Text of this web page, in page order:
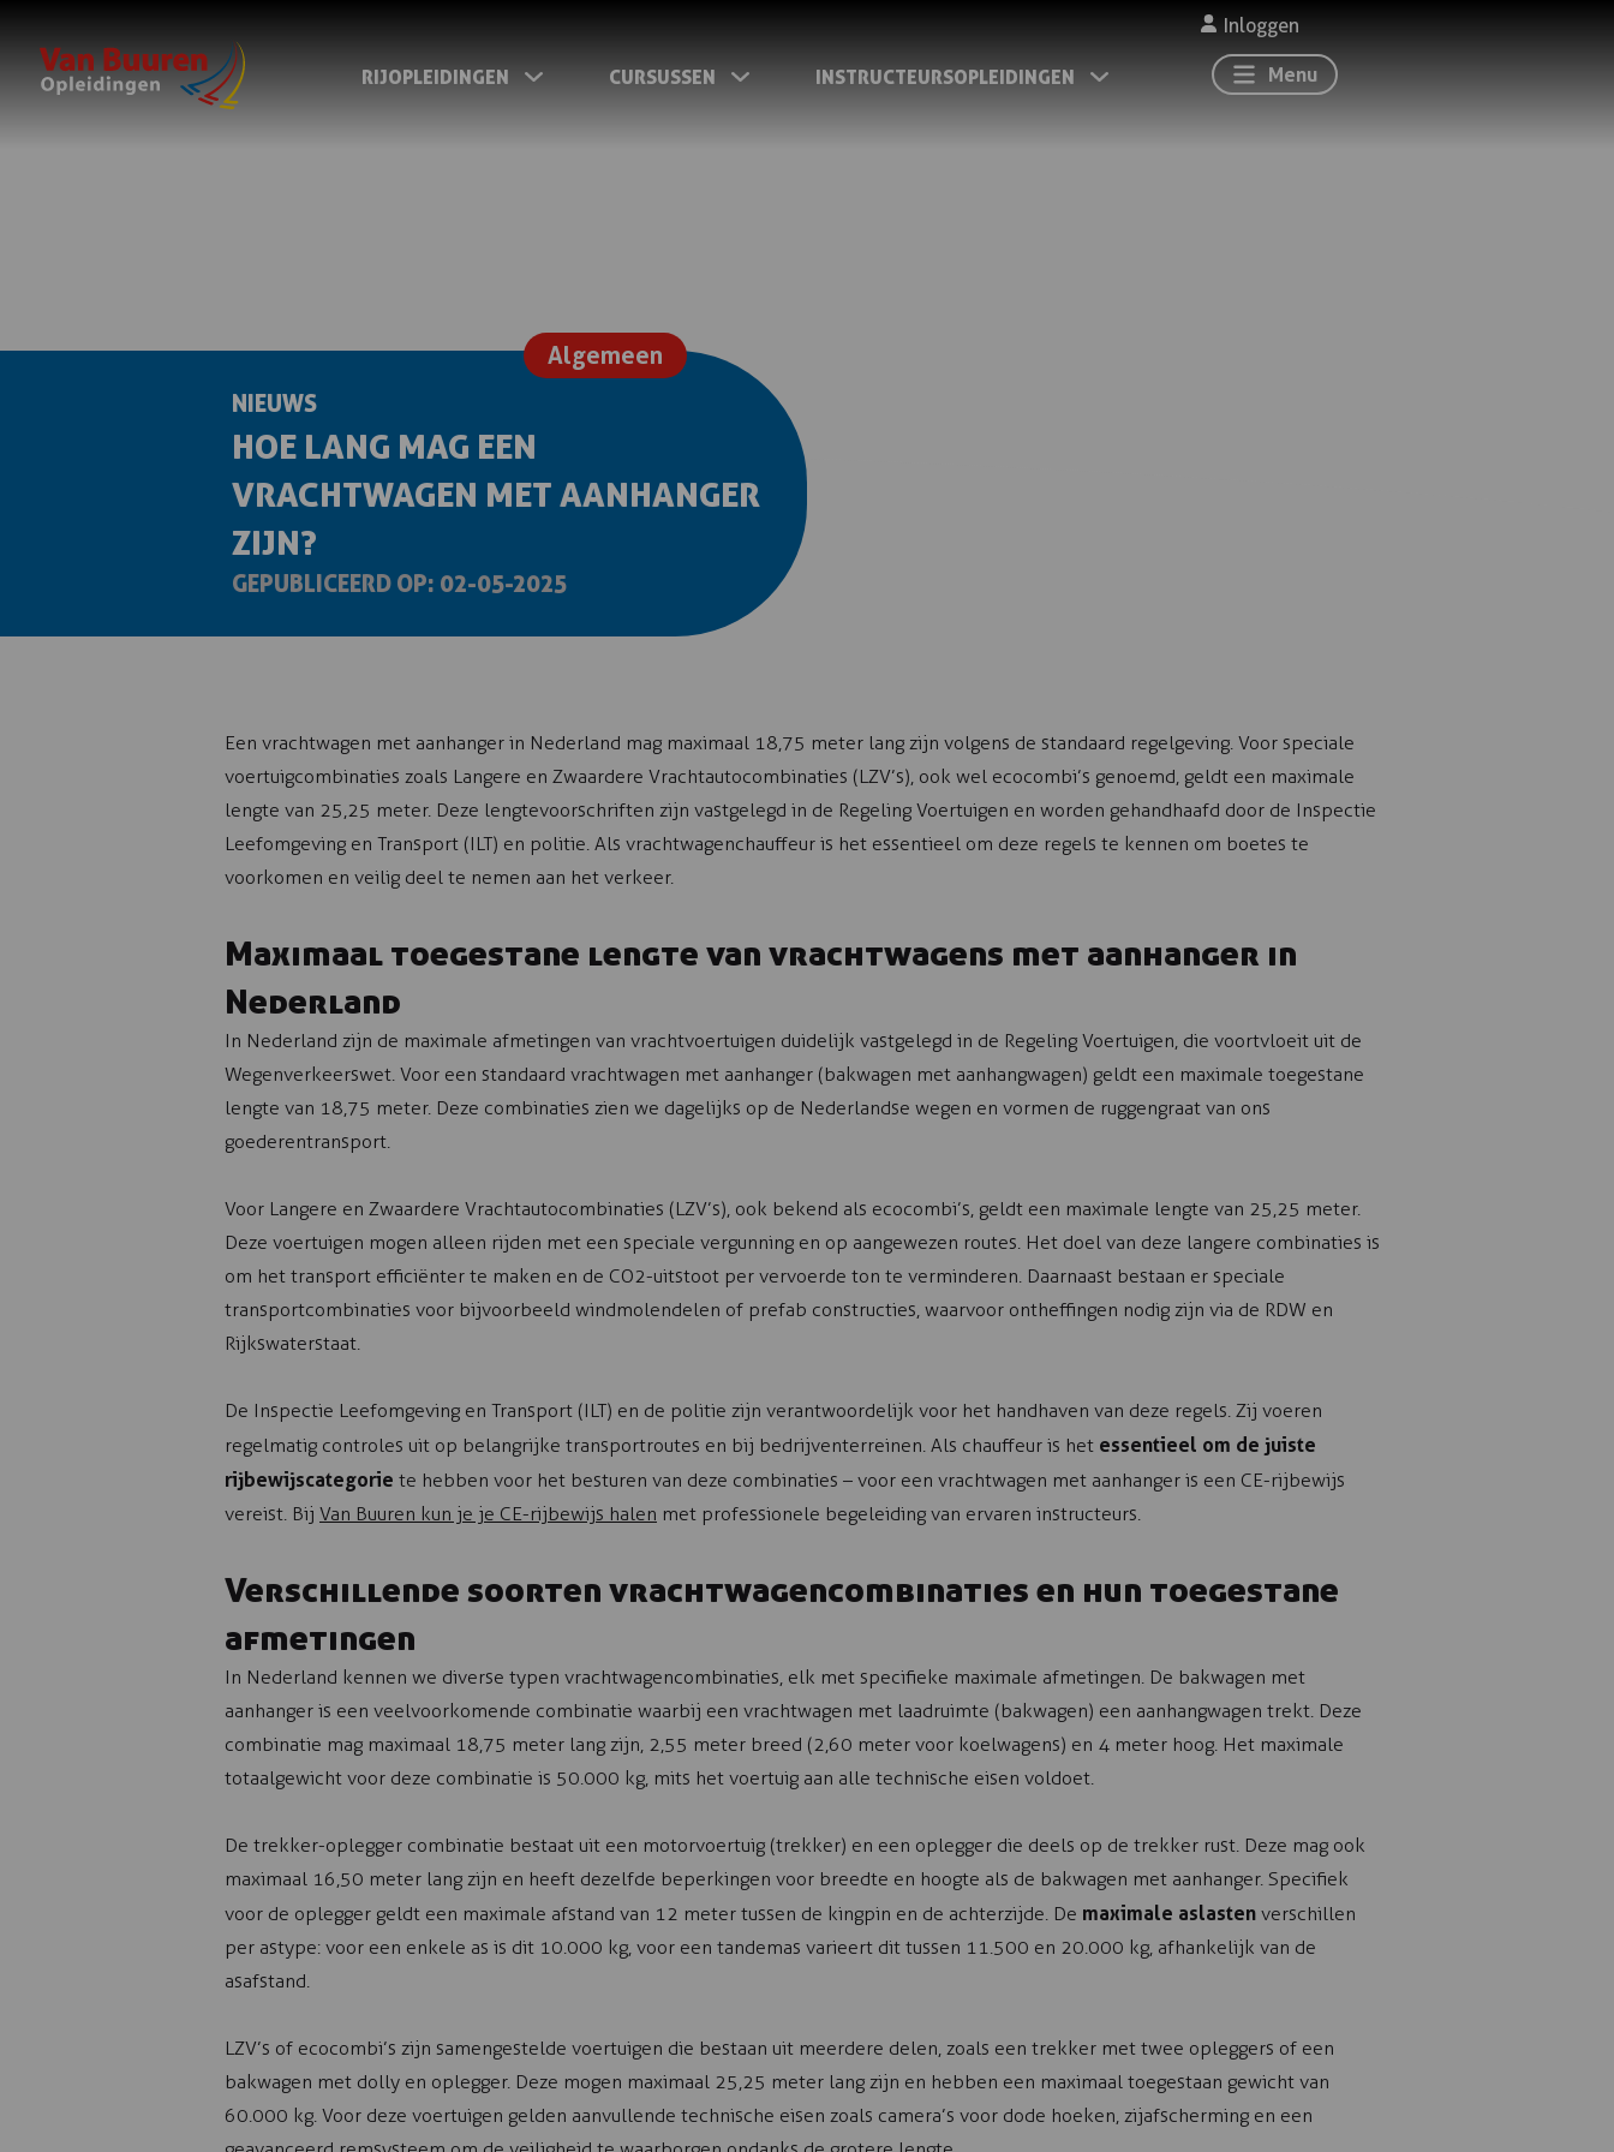
RIJOPLEIDINGEN CURSUSSEN INSTRUCTEURSOPLEIDINGEN
Inloggen
Menu
Algemeen
NIEUWS
HOE LANG MAG EEN
VRACHTWAGEN MET AANHANGER
ZIJN?
GEPUBLICEERD OP: 02-05-2025
Een vrachtwagen met aanhanger in Nederland mag maximaal 18,75 meter lang zijn volgens de standaard regelgeving. Voor speciale
voertuigcombinaties zoals Langere en Zwaardere Vrachtautocombinaties (LZV’s), ook wel ecocombi’s genoemd, geldt een maximale
lengte van 25,25 meter. Deze lengtevoorschriften zijn vastgelegd in de Regeling Voertuigen en worden gehandhaafd door de Inspectie
Leefomgeving en Transport (ILT) en politie. Als vrachtwagenchauffeur is het essentieel om deze regels te kennen om boetes te
voorkomen en veilig deel te nemen aan het verkeer.
Maximaal toegestane lengte van vrachtwagens met aanhanger in
Nederland
In Nederland zijn de maximale afmetingen van vrachtvoertuigen duidelijk vastgelegd in de Regeling Voertuigen, die voortvloeit uit de
Wegenverkeerswet. Voor een standaard vrachtwagen met aanhanger (bakwagen met aanhangwagen) geldt een maximale toegestane
lengte van 18,75 meter. Deze combinaties zien we dagelijks op de Nederlandse wegen en vormen de ruggengraat van ons
goederentransport.
Voor Langere en Zwaardere Vrachtautocombinaties (LZV’s), ook bekend als ecocombi’s, geldt een maximale lengte van 25,25 meter.
Deze voertuigen mogen alleen rijden met een speciale vergunning en op aangewezen routes. Het doel van deze langere combinaties is
om het transport efficiënter te maken en de CO2-uitstoot per vervoerde ton te verminderen. Daarnaast bestaan er speciale
transportcombinaties voor bijvoorbeeld windmolendelen of prefab constructies, waarvoor ontheffingen nodig zijn via de RDW en
Rijkswaterstaat.
De Inspectie Leefomgeving en Transport (ILT) en de politie zijn verantwoordelijk voor het handhaven van deze regels. Zij voeren
regelmatig controles uit op belangrijke transportroutes en bij bedrijventerreinen. Als chauffeur is het essentieel om de juiste
rijbewijscategorie te hebben voor het besturen van deze combinaties – voor een vrachtwagen met aanhanger is een CE-rijbewijs
vereist. Bij Van Buuren kun je je CE-rijbewijs halen met professionele begeleiding van ervaren instructeurs.
Verschillende soorten vrachtwagencombinaties en hun toegestane
afmetingen
In Nederland kennen we diverse typen vrachtwagencombinaties, elk met specifieke maximale afmetingen. De bakwagen met
aanhanger is een veelvoorkomende combinatie waarbij een vrachtwagen met laadruimte (bakwagen) een aanhangwagen trekt. Deze
combinatie mag maximaal 18,75 meter lang zijn, 2,55 meter breed (2,60 meter voor koelwagens) en 4 meter hoog. Het maximale
totaalgewicht voor deze combinatie is 50.000 kg, mits het voertuig aan alle technische eisen voldoet.
De trekker-oplegger combinatie bestaat uit een motorvoertuig (trekker) en een oplegger die deels op de trekker rust. Deze mag ook
maximaal 16,50 meter lang zijn en heeft dezelfde beperkingen voor breedte en hoogte als de bakwagen met aanhanger. Specifiek
voor de oplegger geldt een maximale afstand van 12 meter tussen de kingpin en de achterzijde. De maximale aslasten verschillen
per astype: voor een enkele as is dit 10.000 kg, voor een tandemas varieert dit tussen 11.500 en 20.000 kg, afhankelijk van de
asafstand.
LZV’s of ecocombi’s zijn samengestelde voertuigen die bestaan uit meerdere delen, zoals een trekker met twee opleggers of een
bakwagen met dolly en oplegger. Deze mogen maximaal 25,25 meter lang zijn en hebben een maximaal toegestaan gewicht van
60.000 kg. Voor deze voertuigen gelden aanvullende technische eisen zoals camera’s voor dode hoeken, zijafscherming en een